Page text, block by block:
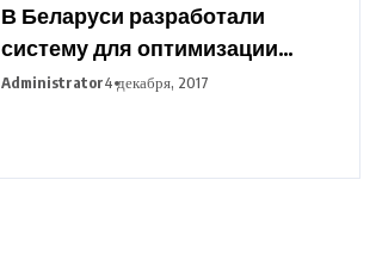
В Беларуси разработали
систему для оптимизации
движения транспорта во
Administrator4 декабря, 2017